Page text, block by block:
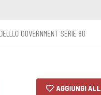
GOVERNMENT SERIE 80
AGGIUNGI